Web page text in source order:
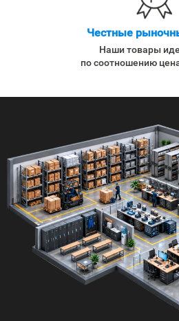
Честные
Наши товары
по соотношению